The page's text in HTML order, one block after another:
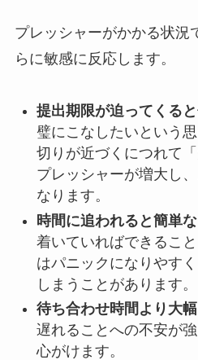
プレッシャーがかかる状況
らに敏感に反応します。
提出期限が迫ってくる
璧にこなしたいという
切りが近づくにつれて
プレッシャーが増大し
なります。
時間に追われると簡単
着いていればできるこ
はパニックになりやす
しまうことがあります。
待ち合わせ時間より大
遅れることへの不安が
心がけます。